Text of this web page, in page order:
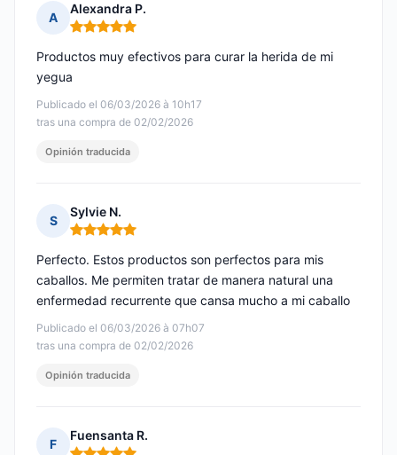
A
Alexandra P.
Nota: 5 de 5
Publicado el 06/03/2026 à 10h17
tras una compra de 02/02/2026
Productos muy efectivos para curar la herida de mi
yegua
Opinión traducida
S
Sylvie N.
Nota: 5 de 5
Publicado el 06/03/2026 à 07h07
tras una compra de 02/02/2026
Perfecto. Estos productos son perfectos para mis
caballos. Me permiten tratar de manera natural una
enfermedad recurrente que cansa mucho a mi caballo
Opinión traducida
F
Fuensanta R.